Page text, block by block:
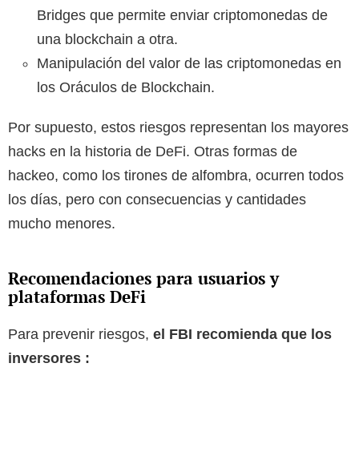
Bridges que permite enviar criptomonedas de
una blockchain a otra.
Manipulación del valor de las criptomonedas en
los Oráculos de Blockchain.
Por supuesto, estos riesgos representan los mayores
hacks en la historia de DeFi. Otras formas de
hackeo, como los tirones de alfombra, ocurren todos
los días, pero con consecuencias y cantidades
mucho menores.
Recomendaciones para usuarios y
plataformas DeFi
Para prevenir riesgos, el FBI recomienda que los
inversores :